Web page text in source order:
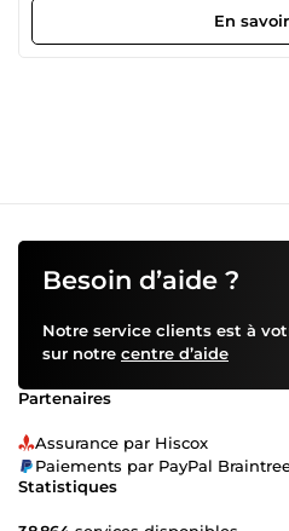
En
Besoin d’aide ?
Notre service clients est à
sur notre centre d’aide
Partenaires
Assurance par Hiscox
Paiements par PayPal
Statistiques